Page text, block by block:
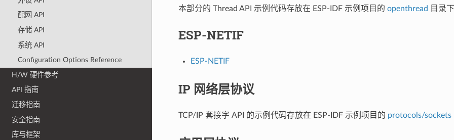
配网 API
存储 API
系统 API
Configuration Options Reference
H/W 硬件参考
API 指南
迁移指南
安全指南
库与框架
本部分的 Thread API 示例代码存放在 ESP-IDF 示例项目的 openthread 目录下
ESP-NETIF
ESP-NETIF
IP 网络层协议
TCP/IP 套接字 API 的示例代码存放在 ESP-IDF 示例项目的 protocols/sockets